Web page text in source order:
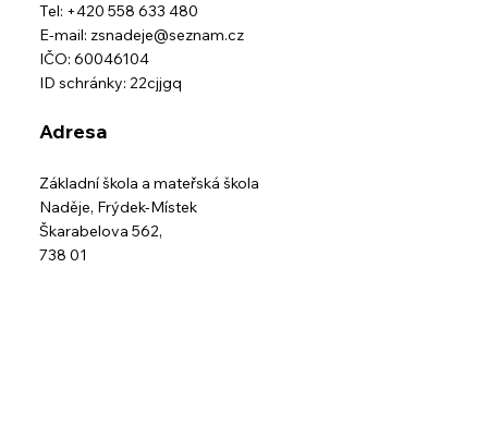
Tel: +420 558 633 480
E-mail: zsnadeje@seznam.cz
IČO: 60046104
ID schránky: 22cjjgq
Adresa
Základní škola a mateřská škola
Naděje, Frýdek-Místek
Škarabelova 562,
738 01